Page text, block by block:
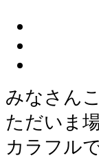
みなさん
ただいま
カラフル